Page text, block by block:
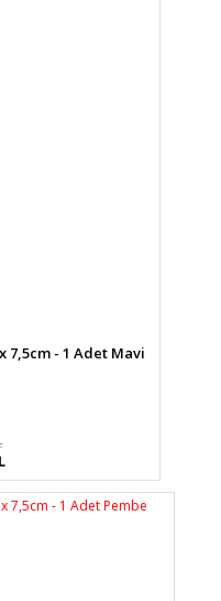
7,5cm - 1 Adet Mavi